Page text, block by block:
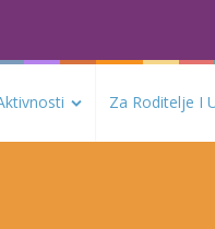
Za Roditelje I